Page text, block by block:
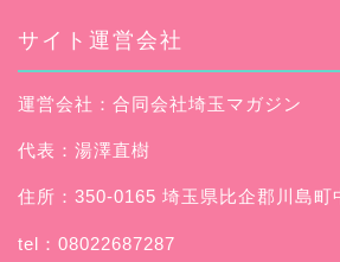
サイト運営会社
運営会社：合同会社埼玉マガジン
代表：湯澤直樹
住所：350-0165 埼玉県比企郡川島町
tel：08022687287